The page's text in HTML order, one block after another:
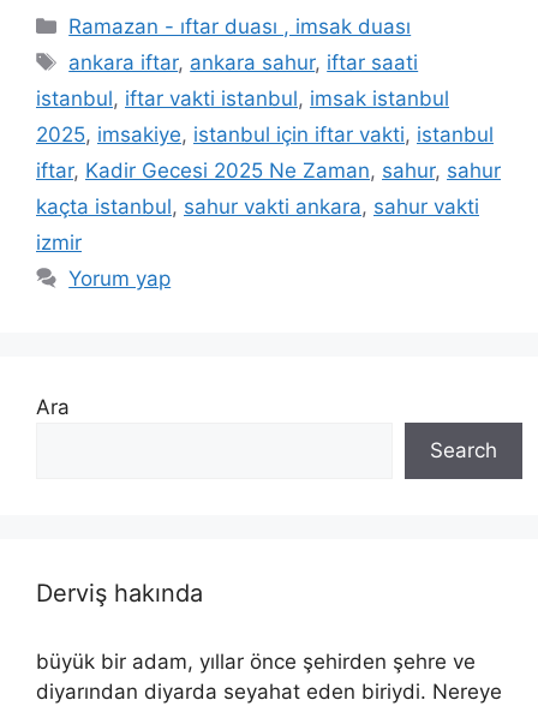
Ramazan - ıftar duası , imsak duası
ankara iftar, ankara sahur, iftar saati
istanbul, iftar vakti istanbul, imsak istanbul
2025, imsakiye, istanbul için iftar vakti, istanbul
iftar, Kadir Gecesi 2025 Ne Zaman, sahur, sahur
kaçta istanbul, sahur vakti ankara, sahur vakti
izmir
Yorum yap
Ara
Search
Derviş hakında
büyük bir adam, yıllar önce şehirden şehre ve
diyarından diyarda seyahat eden biriydi. Nereye